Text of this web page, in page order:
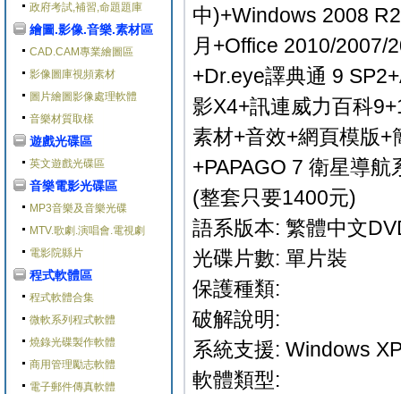
政府考試,補習,命題題庫
繪圖.影像.音樂.素材區
CAD.CAM專業繪圖區
影像圖庫視頻素材
圖片繪圖影像處理軟體
音樂材質取樣
遊戲光碟區
英文遊戲光碟區
音樂電影光碟區
MP3音樂及音樂光碟
MTV.歌劇.演唱會.電視劇
電影院縣片
程式軟體區
程式軟體合集
微軟系列程式軟體
燒錄光碟製作軟體
商用管理勵志軟體
電子郵件傳真軟體
中)+Windows 2008
月+Office 2010/2007/
+Dr.eye譯典通 9
影X4+訊連威力百科
素材+音效+網頁模版
+PAPAGO 7 衛星導
(整套只要1400元)
語系版本: 繁體中文
光碟片數: 單片裝
保護種類:
破解說明:
系統支援: Windows
軟體類型: